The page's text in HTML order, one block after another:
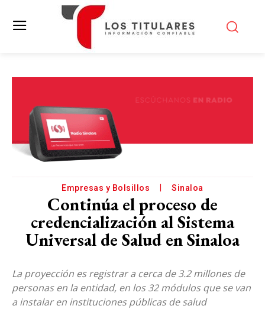
Empresas y Bolsillos Sinaloa
Continúa el proceso de
credencialización al Sistema
Universal de Salud en Sinaloa
La proyección es registrar a cerca de 3.2 millones de
personas en la entidad, en los 32 módulos que se van
a instalar en instituciones públicas de salud